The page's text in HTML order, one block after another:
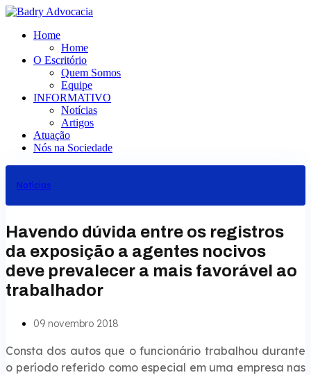
Ir
Home
Home
O Escritório
Quem Somos
Equipe
INFORMATIVO
Notícias
Artigos
Atuação
Nós na Sociedade
Notícias
Havendo dúvida entre os registros
da exposição a agentes nocivos
deve prevalecer a mais favorável ao
trabalhador
09 novembro 2018
Consta dos autos que o funcionário trabalhou durante
o período referido como especial em uma empresa nas